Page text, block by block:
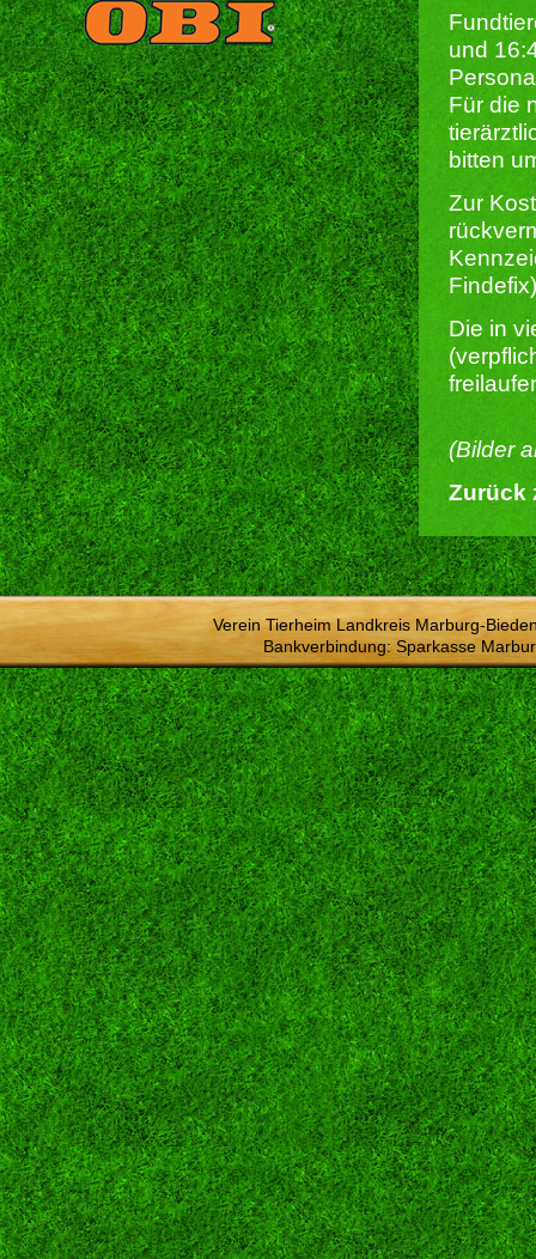
und
Für die
bitten
Zur
Die in
(Bilder
Zurück
Verein Tierheim Landkreis Marburg-
Bankverbindung: Sparkasse